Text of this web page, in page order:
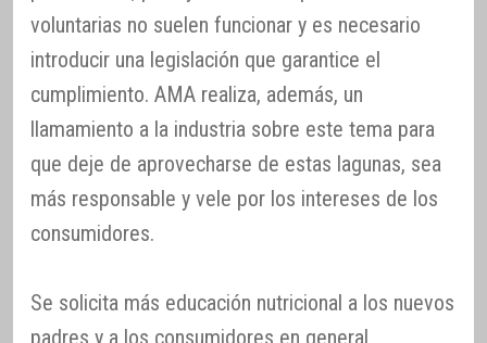
voluntarias no suelen funcionar y es necesario
introducir una legislación que garantice el
cumplimiento. AMA realiza, además, un
llamamiento a la industria sobre este tema para
que deje de aprovecharse de estas lagunas, sea
más responsable y vele por los intereses de los
consumidores.
Se solicita más educación nutricional a los nuevos